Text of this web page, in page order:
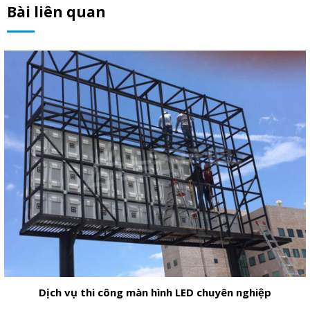
Bài liên quan
Dịch vụ thi công màn hình LED chuyên nghiệp